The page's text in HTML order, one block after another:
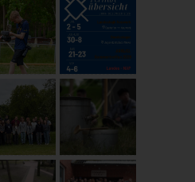
geschlossen. Seine Funktionalität ist